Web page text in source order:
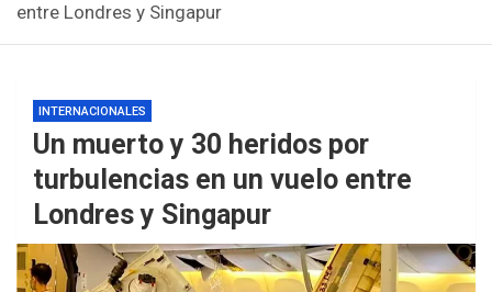
entre Londres y Singapur
INTERNACIONALES
Un muerto y 30 heridos por
turbulencias en un vuelo entre
Londres y Singapur